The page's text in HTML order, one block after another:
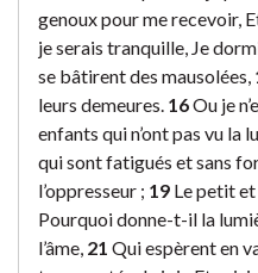
genoux pour me recevoir,
je serais tranquille, Je
se bâtirent des mausolées,
leurs demeures. 16Ou je
enfants qui n’ont pas vu la
qui sont fatigués et sans
l’oppresseur ; 19 Le petit et
Pourquoi donne-t-il la
l’âme, 21 Qui espèrent en